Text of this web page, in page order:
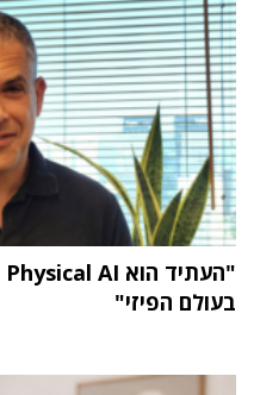
בעולם הפיזי"